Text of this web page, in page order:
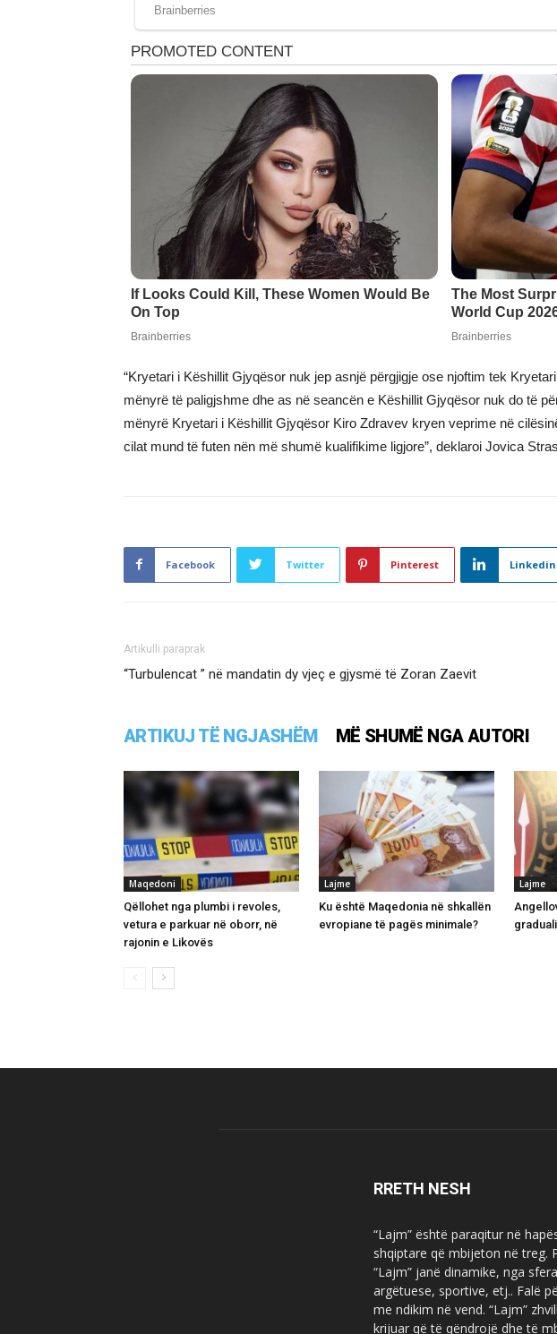
“Kryetari i Këshillit Gjyqësor nuk jep asnjë përgjigje ose njoftim tek
mënyrë të paligjshme dhe as në seancën e Këshillit Gjyqësor nuk do të
mënyrë Kryetari i Këshillit Gjyqësor Kiro Zdravev kryen veprime në
cilat mund të futen nën më shumë kualifikime ligjore”, deklaroi Jovica
Facebook Twitter Pinterest Linkedin
Artikulli paraprak
“Turbulencat ” në mandatin dy vjeç e gjysmë të Zoran Zaevit
ARTIKUJ TË NGJASHËM MË SHUMË NGA AUTORI
Maqedoni
Qëllohet nga plumbi i revoles,
vetura e parkuar në oborr, në
rajonin e Likovës
Lajme
Ku është Maqedonia në shkallën
evropiane të pagës minimale?
Lajme
RRETH NESH
“Lajm” është paraqitur në
shqiptare që mbijeton në treg.
“Lajm” janë dinamike, nga
argëtuese, sportive, etj.. Falë
me ndikim në vend. “Lajm”
krijuar që të qëndrojë dhe të